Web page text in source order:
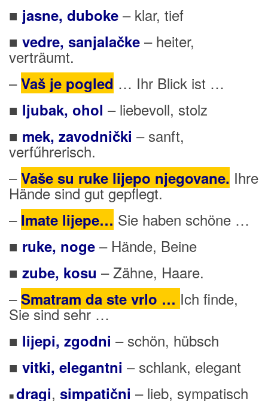
■ jasne, duboke – klar, tief
■ vedre, sanjalačke – heiter,
verträumt.
–Vaš je pogled … Ihr Blick ist …
■ ljubak, ohol – liebevoll, stolz
■ mek, zavodnički – sanft,
verfűhrerisch.
–Vaše su ruke lijepo njegovane. Ihre
Hände sind gut gepflegt.
– Imate lijepe… Sie haben schöne …
■ ruke, noge – Hände, Beine
■ zube, kosu – Zähne, Haare.
–Smatram da ste vrlo … Ich finde,
Sie sind sehr …
■ lijepi, zgodni – schön, hübsch
■ vitki, elegantni – schlank, elegant
■dragi, simpatični – lieb, sympatisch